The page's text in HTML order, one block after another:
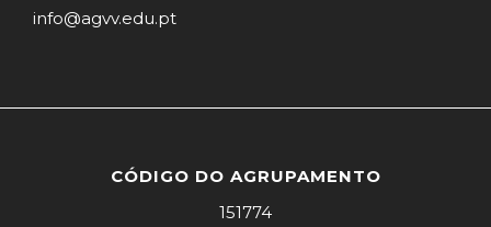
info@agvv.edu.pt
CÓDIGO DO AGRUPAMENTO
151774